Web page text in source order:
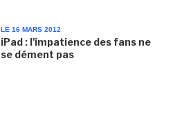
LE 16 MARS 2012
iPad : l'impatience des fans ne
se dément pas